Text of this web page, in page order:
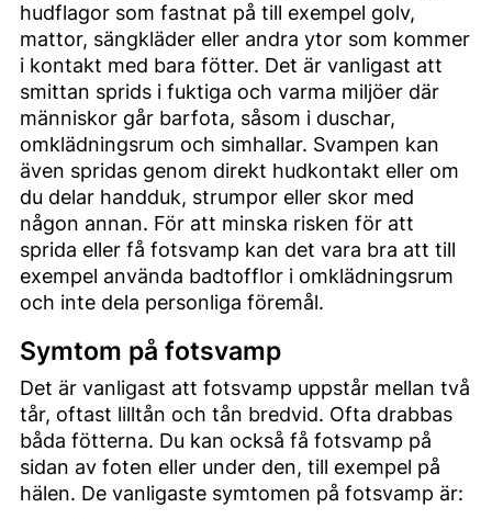
hudflagor som fastnat på till exempel golv,
mattor, sängkläder eller andra ytor som kommer
i kontakt med bara fötter. Det är vanligast att
smittan sprids i fuktiga och varma miljöer där
människor går barfota, såsom i duschar,
omklädningsrum och simhallar. Svampen kan
även spridas genom direkt hudkontakt eller om
du delar handduk, strumpor eller skor med
någon annan. För att minska risken för att
sprida eller få fotsvamp kan det vara bra att till
exempel använda badtofflor i omklädningsrum
och inte dela personliga föremål.
Symtom på fotsvamp
Det är vanligast att fotsvamp uppstår mellan två
tår, oftast lilltån och tån bredvid. Ofta drabbas
båda fötterna. Du kan också få fotsvamp på
sidan av foten eller under den, till exempel på
hälen. De vanligaste symtomen på fotsvamp är: